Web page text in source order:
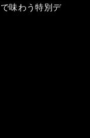
味わう特別デ